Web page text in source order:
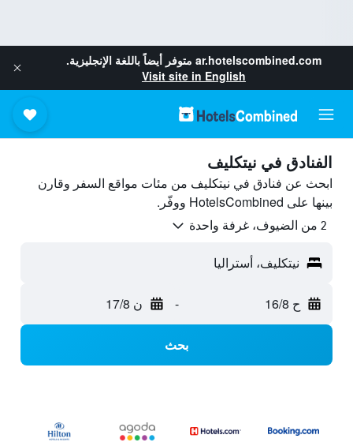
ar.hotelscombined.com متوفر أيضاً باللغة الإنجليزية.
Visit site in English
الفنادق في نيتكليف
ابحث عن فنادق في نيتكليف من مئات مواقع السفر وقارن
بينها على HotelsCombined ووفّر.
2 من الضيوف، غرفة واحدة
نيتكليف، أستراليا
ح 16/8 - ن 17/8
بحث